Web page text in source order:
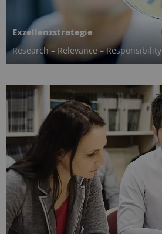
Exzellenzstrategie
Research – Relevance – Responsibility